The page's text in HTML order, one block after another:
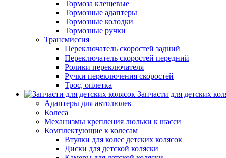
Тормоза клещевые
Тормозные адаптеры
Тормозные колодки
Тормозные ручки
Трансмиссия
Переключатель скоростей задний
Переключатель скоростей передний
Ролики переключателя
Ручки переключения скоростей
Трос, оплетка
Запчасти для детских
Адаптеры для автолюлек
Колеса
Механизмы крепления люльки к шасси
Комплектующие к колесам
Втулки для колес детских колясок
Диски для детской коляски